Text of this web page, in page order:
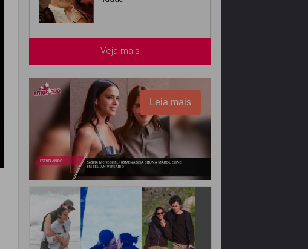
Veja mais
Leia mais